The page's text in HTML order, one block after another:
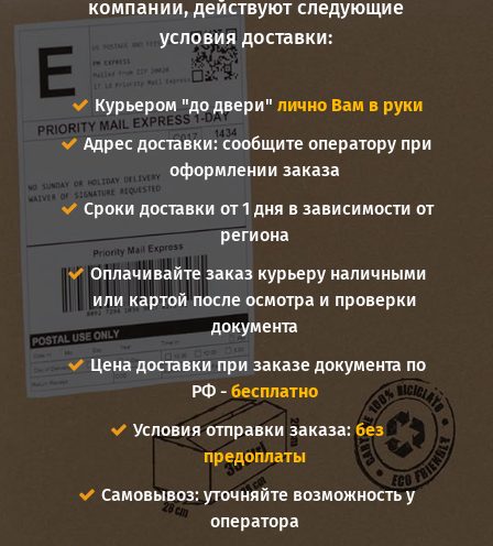
компании, действуют следующие
условия доставки:
Курьером "до двери" лично Вам в руки
Адрес доставки: сообщите оператору при
оформлении заказа
Сроки доставки от 1 дня в зависимости от
региона
Оплачивайте заказ курьеру наличными
или картой после осмотра и проверки
документа
Цена доставки при заказе документа по
РФ -бесплатно
Условия отправки заказа:без
предоплаты
Самовывоз: уточняйте возможность у
оператора